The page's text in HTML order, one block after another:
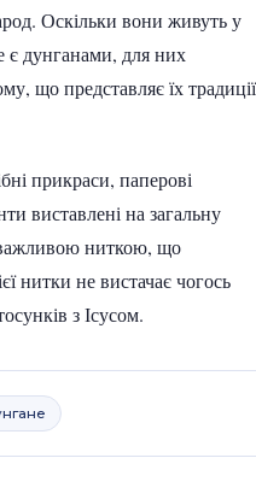
Оскільки вони живуть у
є дунганами, для них
що представляє їх традиції
прикраси, паперові
виставлені на загальну
важливою ниткою, що
нитки не вистачає чогось
з Ісусом.